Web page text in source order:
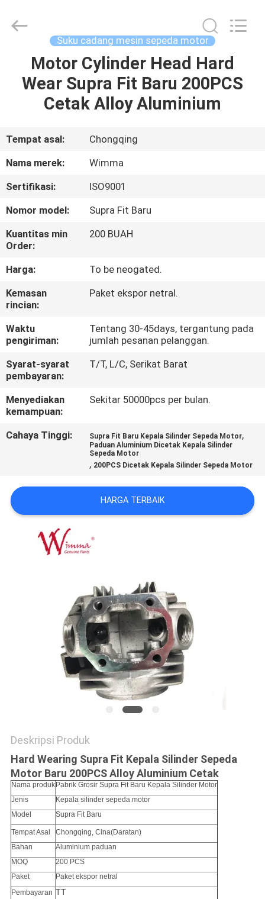
RUMAH
PRODUK
VIDEO
KAMI
TUR
PABRIK
KONTROL
KUALITAS
BERITA
MINTA
KUTIPAN
PETA
KEBIJAKAN
PRIBADI
Spare
Parts
Suku cadang mesin sepeda motor
Motor Cylinder Head Hard
Wear Supra Fit Baru 200PCS
Cetak Alloy Aluminium
Tempat asal:
Chongqing
Nama merek:
Wimma
Sertifikasi:
ISO9001
Nomor model:
Supra Fit Baru
Kuantitas min
Order:
200 BUAH
Harga:
To be neogated.
Kemasan
rincian:
Paket ekspor netral.
Waktu
pengiriman:
Tentang 30-45days, tergantung pada
jumlah pesanan pelanggan.
Syarat-syarat
pembayaran:
T/T, L/C, Serikat Barat
Menyediakan
kemampuan:
Sekitar 50000pcs per bulan.
Cahaya Tinggi: Supra Fit Baru Kepala Silinder Sepeda Motor,
Paduan Aluminium Dicetak Kepala Silinder
Sepeda Motor
, 200PCS Dicetak Kepala Silinder Sepeda Motor
HARGA TERBAIK
Deskripsi Produk
Hard Wearing Supra Fit Kepala Silinder Sepeda
Motor Baru 200PCS Alloy Aluminium Cetak
Nama produk Pabrik Grosir Supra Fit Baru Kepala Silinder Motor
Jenis
Kepala silinder sepeda motor
Model
Supra Fit Baru
Tempat Asal Chongqing, Cina(Daratan)
Bahan
Aluminium paduan
MOQ
200 PCS
Paket
Paket ekspor netral
Pembayaran TT